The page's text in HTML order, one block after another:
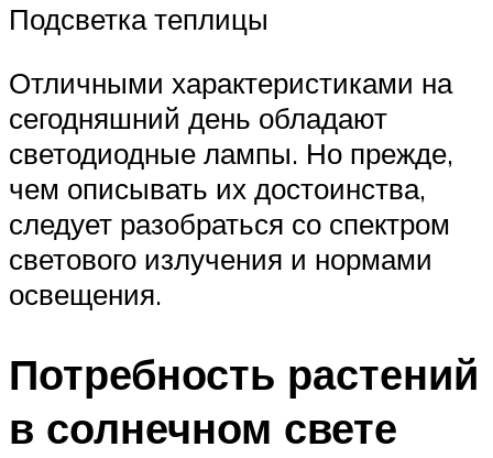
Подсветка теплицы
Отличными характеристиками на
сегодняшний день обладают
светодиодные лампы. Но прежде,
чем описывать их достоинства,
следует разобраться со спектром
светового излучения и нормами
освещения.
Потребность растений
в солнечном свете